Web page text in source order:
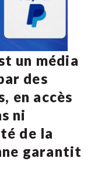
un média
des
en accès
ni
de la
garantit